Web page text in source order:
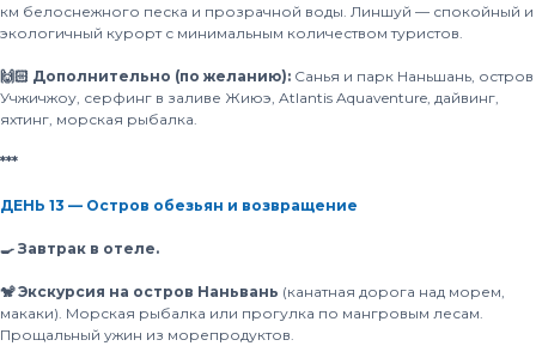
км белоснежного песка и прозрачной воды. Линшуй — спокойный и
экологичный курорт с минимальным количеством туристов.
🙌🏻 Дополнительно (по желанию): Санья и парк Наньшань, остров
Учжичжоу, серфинг в заливе Жиюэ, Atlantis Aquaventure, дайвинг,
яхтинг, морская рыбалка.
***
ДЕНЬ 13 — Остров обезьян и возвращение
🍳 Завтрак в отеле.
🐒 Экскурсия на остров Наньвань (канатная дорога над морем,
макаки). Морская рыбалка или прогулка по мангровым лесам.
Прощальный ужин из морепродуктов.